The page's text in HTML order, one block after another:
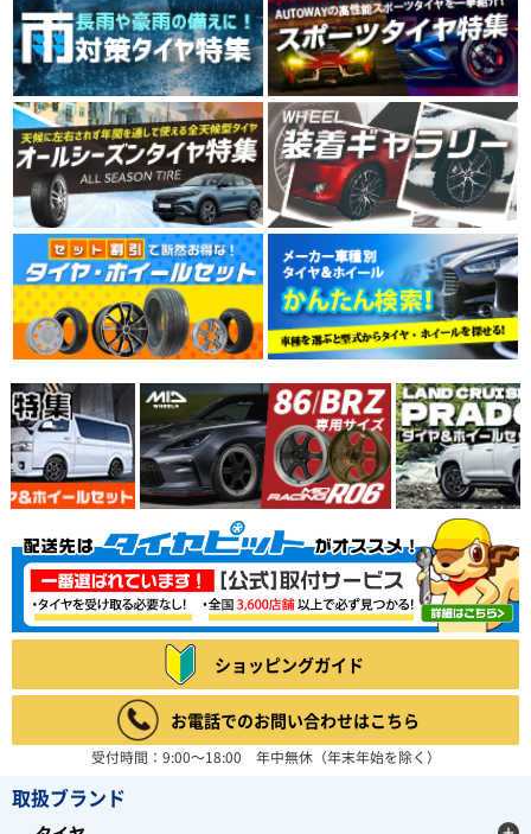
ショッピングガイド
お電話でのお問い合わせはこちら
受付時間：9:00～18:00 年中無休（年末年始を除く）
取扱ブランド